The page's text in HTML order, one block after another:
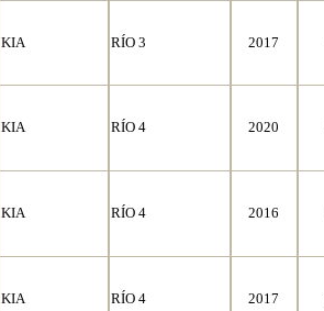
KIA RÍO 3 2017
KIA RÍO 4 2020
KIA RÍO 4 2016
KIA RÍO 4 2017